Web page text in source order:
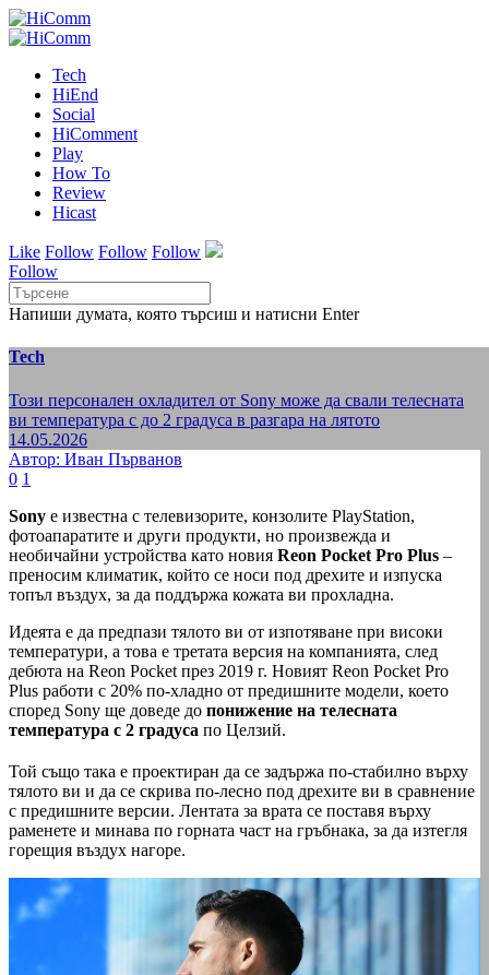
Tech
HiEnd
Social
HiComment
Play
How To
Review
Hicast
Like Follow Follow Follow
Follow
Напиши думата, която търсиш и натисни Enter
Tech
Този персонален охладител от Sony може да свали телесната
ви температура с до 2 градуса в разгара на лятото
14.05.2026
Автор: Иван Първанов
0 1
Sony е известна с телевизорите, конзолите PlayStation,
фотоапаратите и други продукти, но произвежда и
необичайни устройства като новия Reon Pocket Pro Plus –
преносим климатик, който се носи под дрехите и изпуска
топъл въздух, за да поддържа кожата ви прохладна.
Идеята е да предпази тялото ви от изпотяване при високи
температури, а това е третата версия на компанията, след
дебюта на Reon Pocket през 2019 г. Новият Reon Pocket Pro
Plus работи с 20% по-хладно от предишните модели, което
според Sony ще доведе до понижение на телесната
температура с 2 градуса по Целзий.
Той също така е проектиран да се задържа по-стабилно върху
тялото ви и да се скрива по-лесно под дрехите ви в сравнение
с предишните версии. Лентата за врата се поставя върху
раменете и минава по горната част на гръбнака, за да изтегля
горещия въздух нагоре.